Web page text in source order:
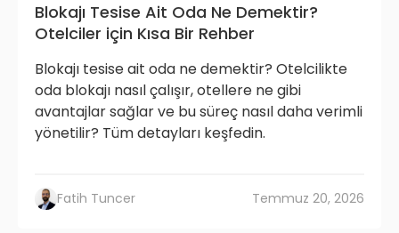
Blokajı Tesise Ait Oda Ne Demektir?
Otelciler için Kısa Bir Rehber
Blokajı tesise ait oda ne demektir? Otelcilikte
oda blokajı nasıl çalışır, otellere ne gibi
avantajlar sağlar ve bu süreç nasıl daha verimli
yönetilir? Tüm detayları keşfedin.
Fatih Tuncer Temmuz 20, 2026